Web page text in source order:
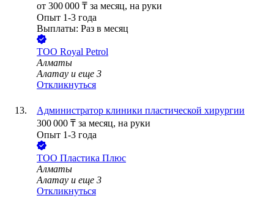
от 300 000 ₸ за месяц, на руки
Опыт 1-3 года
Выплаты: Раз в месяц
ТОО Royal Petrol
Алматы
Алатау и еще 3
Откликнуться
Администратор клиники пластической хирургии
300 000 ₸ за месяц, на руки
Опыт 1-3 года
ТОО Пластика Плюс
Алматы
Алатау и еще 3
Откликнуться